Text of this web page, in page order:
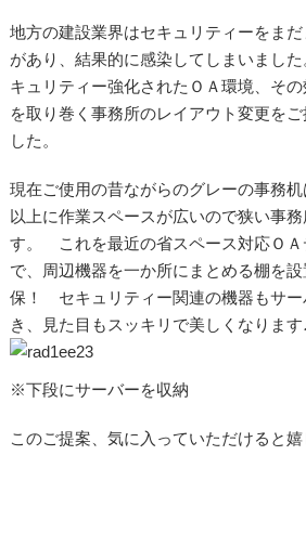
地方の建設業界はセキュリティーをま
があり、結果的に感染してしまいました
キュリティー強化された ＯＡ 環境、そ
を取り巻く事務所のレイアウト変更を
した。
現在ご使用の昔ながらのグレーの事務
以上に作業スペースが広いので狭い事
す。 これを最近の省スペース対応ＯＡ
で、周辺機器を一か所にまとめる棚を
保！ セキュリティー関連の機器もサー
き、見た目もスッキリで美しくなります
※下段にサーバーを収納
このご提案、気に入っていただけると嬉